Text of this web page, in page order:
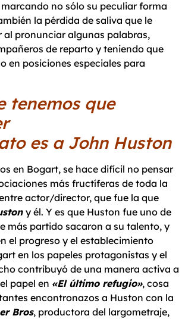
no sólo su peculiar forma
la pérdida de saliva que le
al pronunciar algunas palabras,
de reparto y teniendo que
en posiciones especiales para
tenemos que
es a John Huston
en Bogart, se hace difícil no pensar
más fructíferas de toda la
actor/director, que fue la que
y él. Y es que Huston fue uno de
más partido sacaron a su talento, y
el progreso y el establecimiento
en los papeles protagonistas y el
contribuyó de una manera activa a
papel en «El último refugio», cosa
encontronazos a Huston con la
Bros, productora del largometraje,